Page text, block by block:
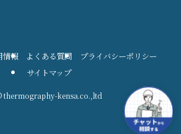
情報 よくある質問
プライバシーポリシー
サイトマップ
thermography-kensa.co.,ltd